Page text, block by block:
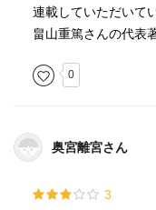
連載していただいて
畠山重篤さんの代表
0
奥宮離宮さん
3